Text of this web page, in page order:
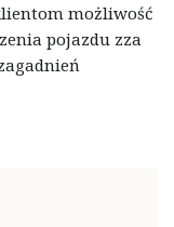
możliwość
pojazdu zza